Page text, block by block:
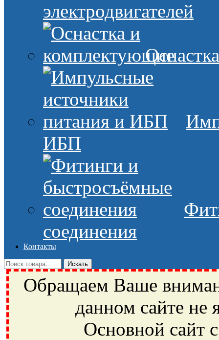
электродвигателей
ИБП
соединения
Контакты
Обращаем Ваше
данном сайте не
Основной сайт